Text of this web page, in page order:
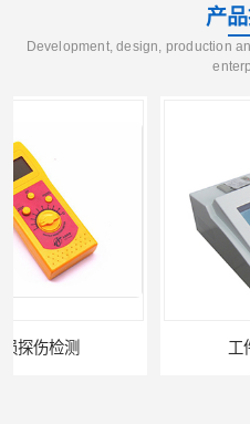
产
Development, design, production